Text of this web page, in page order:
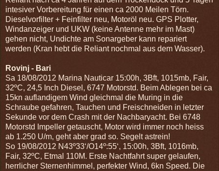
intesiver Vorbereitung für einen ca 2000 Meilen Törn.
Dieselvorfilter + Feinfilter neu, Motoröl neu. GPS Plotter,
Windanzeiger und UKW (keine Antenne mehr im Mast)
gehen nicht, Undichte am Sonargeber kann repariert
werden (Kran hebt die Reliant nochmal aus dem Wasser).
Rovinj - Bari
Sa 18/08/2012 Marina Nauticar 15:00h, 3Bft, 1015mb, Fair,
32ºC, 24,5 Inch Diesel, 6747 Motorstd. Beim Ablegen bei ca
15kn auflandigem Wind gleichmal die Muring in die
Schraube gefahren, Tauchen und Freischneiden in letzter
Sekunde vor dem Crash mit der Nachbaryacht. Bei 6748
Motorstd Impeller getauscht, Motor wird immer noch heiss
ab 1.250 U/m, geht aber grad so. Segelt astrein!
So 19/08/2012 N43º33‘/O14º:55‘, 15:00h, 3Bft, 1016mb,
Fair, 32ºC, Etmal 110M. Erste Nachtfahrt super gelaufen,
herrlicher Sternenhimmel, perfekter Wind, 6kn Speed. Die